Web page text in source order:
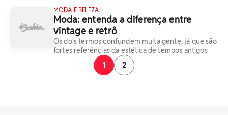
MODA E BELEZA
Moda: entenda a diferença entre
vintage e retrô
Os dois termos confundem muita gente, já que são
fortes referências da estética de tempos antigos
1
2